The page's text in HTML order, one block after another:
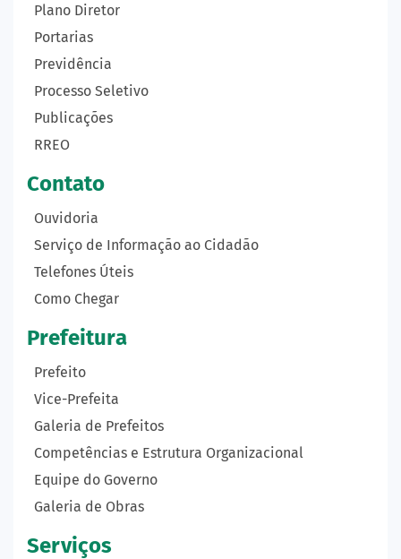
Plano Diretor
Portarias
Previdência
Processo Seletivo
Publicações
RREO
Contato
Ouvidoria
Serviço de Informação ao Cidadão
Telefones Úteis
Como Chegar
Prefeitura
Prefeito
Vice-Prefeita
Galeria de Prefeitos
Competências e Estrutura Organizacional
Equipe do Governo
Galeria de Obras
Serviços